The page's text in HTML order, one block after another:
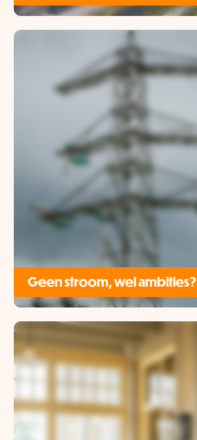
Geen stroom, wel ambities?